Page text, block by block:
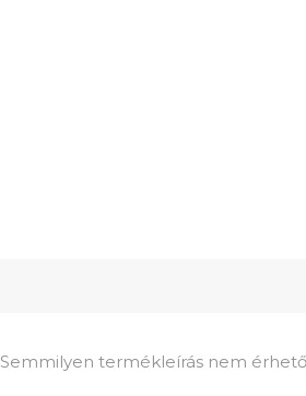
Semmilyen termékleírás nem